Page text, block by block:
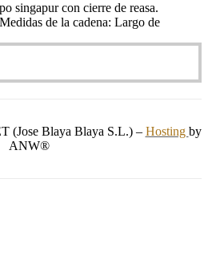
singapur con cierre de reasa.
de la cadena: Largo de
(Jose Blaya Blaya S.L.) – Hosting by
ANW®